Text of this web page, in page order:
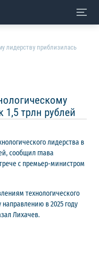
лидерству приблизилась
1,5 трлн рублей
лидерства в
сообщил глава
с премьер-министром
технологического
в 2025 году
Лихачев.